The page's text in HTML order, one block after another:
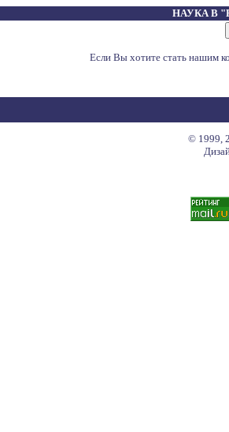
НАУКА В
Если Вы хотите стать нашим
© 1999,